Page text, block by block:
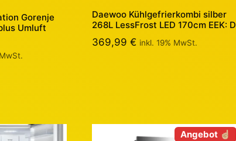
Gorenje
Umluft
Daewoo Kühlgefrierkombi silber
268L LessFrost LED 170cm EEK: D
369,99€ inkl. 19% MwSt.
Angebot ☝🏼